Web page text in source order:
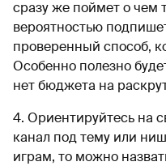
сразу же поймет о чем
вероятностью
проверенный способ,
Особенно полезно
нет бюджета на
4. Ориентируйтесь на
канал под тему или
играм, то можно